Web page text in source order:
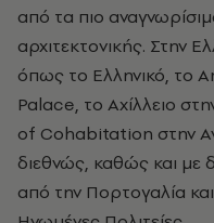
από τα πιο
αρχιτεκτονικής. Στην
όπως το Ελληνικό, το
Palace, το Αχίλλειο
of Cohabitation στην
διεθνώς, καθώς και με
από την Πορτογαλία